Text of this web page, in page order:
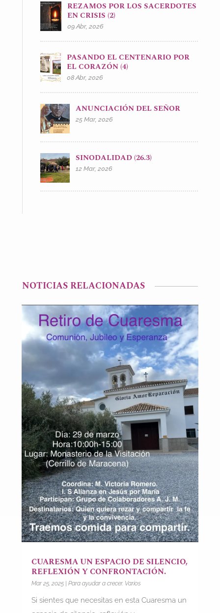
REZAMOS POR LOS SACERDOTES
EN CRISIS (2)
09 Abr, 2026
PASANDO EL CENTENARIO POR
EL CORAZÓN (4)
08 Abr, 2026
ANUNCIACIÓN DEL SEÑOR
25 Mar, 2026
SINODALIDAD (26.3)
12 Mar, 2026
NOTICIAS RELACIONADAS
CUARESMA UN ESPACIO DE SILENCIO,
REFLEXIÓN Y CONFRONTACIÓN.
Mar 25, 2025| Para ayudar a crecer. Varios
Si sientes que necesitas en esta Cuaresma un